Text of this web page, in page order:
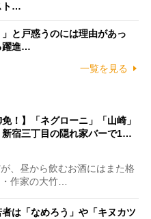
ト…
と戸惑うのには理由があっ
躍進…
一覧を見る
免！】「ネグローニ」「山崎」
新宿三丁目の隠れ家バーで1…
、昼から飲むお酒にはまた格
作家の大竹…
は「なめろう」や「キヌカツ